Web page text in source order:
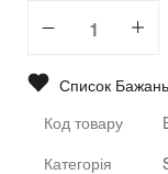
Список Бажань
Код товару
Категорія